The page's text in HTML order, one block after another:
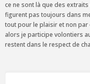
ce ne sont là que des
figurent pas toujours dans
tout pour le plaisir et non
alors je participe volontiers
restent dans le respect de